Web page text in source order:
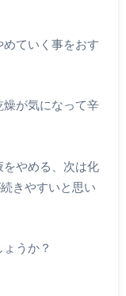
ていく事をおす
が気になって辛
やめる、次は化
きやすいと思い
うか？